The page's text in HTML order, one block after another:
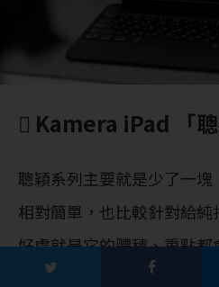
 Kamera iPad 「
聰穎系列主要就是少了一
相對簡單，也比較針對給
好處就是它的體積、重點
一 些，價格當然也更經濟